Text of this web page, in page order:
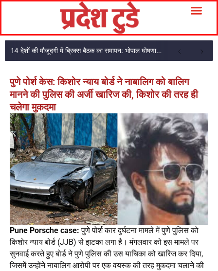
14 देशों की मौजूदगी में ब्रिक्स बैठक का समापन: भोपाल घोषणा पत्र अपनाया
पुणे पोर्श केस: किशोर न्याय बोर्ड ने नाबालिग को बालिग
मानने की पुलिस की अर्जी खारिज की, किशोर की तरह ही
चलेगा मुकदमा
Pune Porsche case:पुणे पोर्श कार दुर्घटना मामले में पुणे पुलिस को
किशोर न्याय बोर्ड (JJB) से झटका लगा है। मंगलवार को इस मामले पर
सुनवाई करते हुए बोर्ड ने पुणे पुलिस की उस याचिका को खारिज कर दिया,
जिसमें उन्होंने नाबालिग आरोपी पर एक वयस्क की तरह मुकदमा चलाने की